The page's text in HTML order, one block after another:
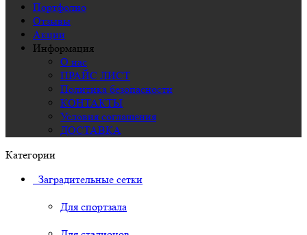
Портфолио
Отзывы
Акции
Информация
О нас
ПРАЙС ЛИСТ
Политика безопасности
КОНТАКТЫ
Условия соглашения
ДОСТАВКА
Категории
Заградительные сетки
Для спортзала